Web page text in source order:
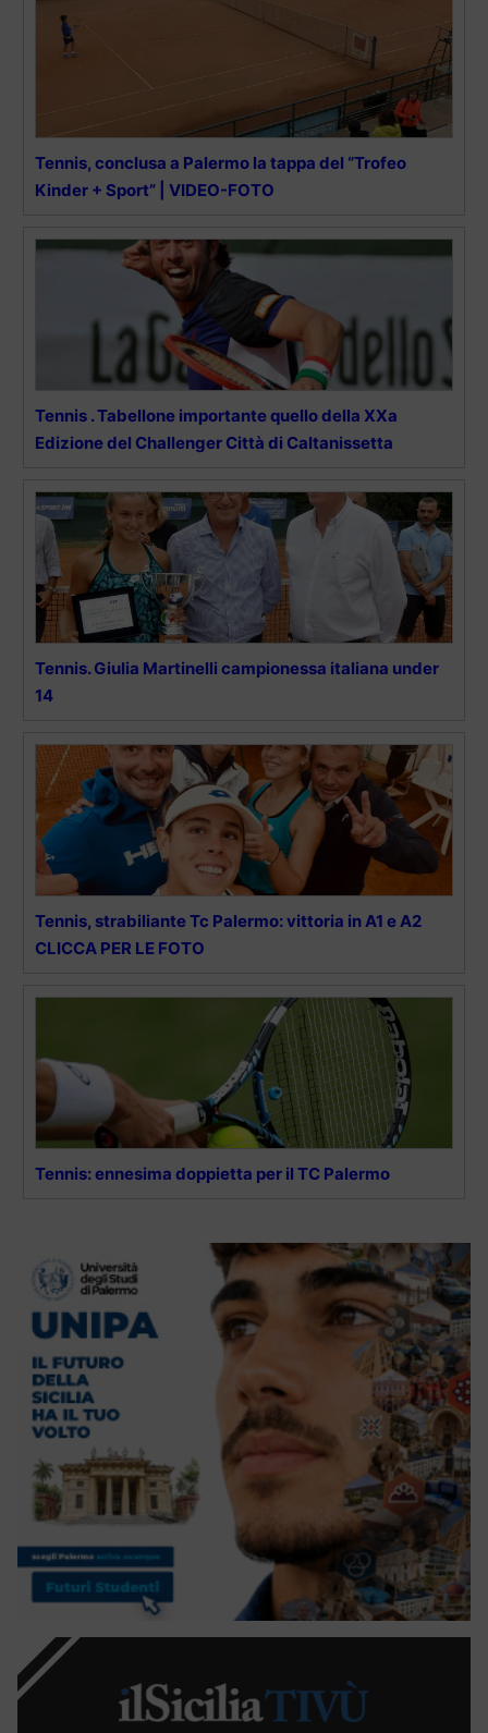
Tennis, conclusa a Palermo la tappa del “Trofeo
Kinder + Sport” | VIDEO-FOTO
Tennis . Tabellone importante quello della XXa
Edizione del Challenger Città di Caltanissetta
Tennis. Giulia Martinelli campionessa italiana under
14
Tennis, strabiliante Tc Palermo: vittoria in A1 e A2
CLICCA PER LE FOTO
Tennis: ennesima doppietta per il TC Palermo